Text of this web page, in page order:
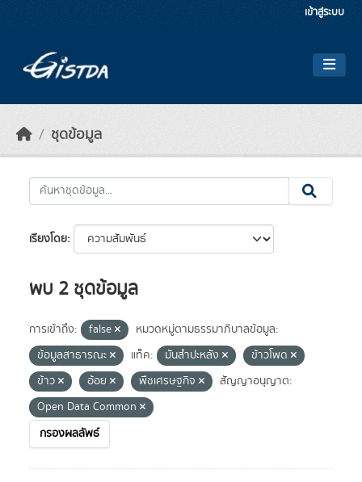
เข้าสู่ระบบ
ชุดข้อมูล
เรียงโดย
พบ 2 ชุดข้อมูล
การเข้าถึง: false
หมวดหมู่ตามธรรมาภิบาลข้อมูล:
ข้อมูลสาธารณะ
แท็ค: มันสำปะหลัง
ข้าวโพด
ข้าว
อ้อย พืชเศรษฐกิจ
สัญญาอนุญาต:
Open Data Common
กรองผลลัพธ์